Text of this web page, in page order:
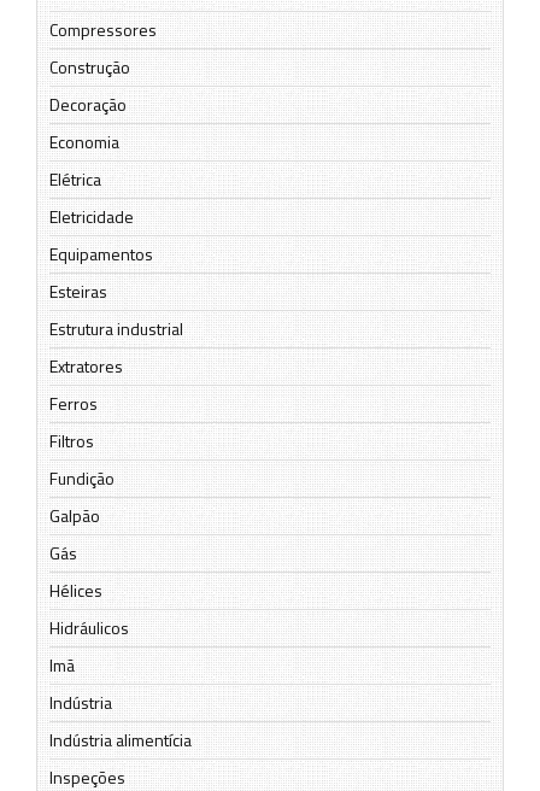
Compressores
Construção
Decoração
Economia
Elétrica
Eletricidade
Equipamentos
Esteiras
Estrutura industrial
Extratores
Ferros
Filtros
Fundição
Galpão
Gás
Hélices
Hidráulicos
Imã
Indústria
Indústria alimentícia
Inspeções